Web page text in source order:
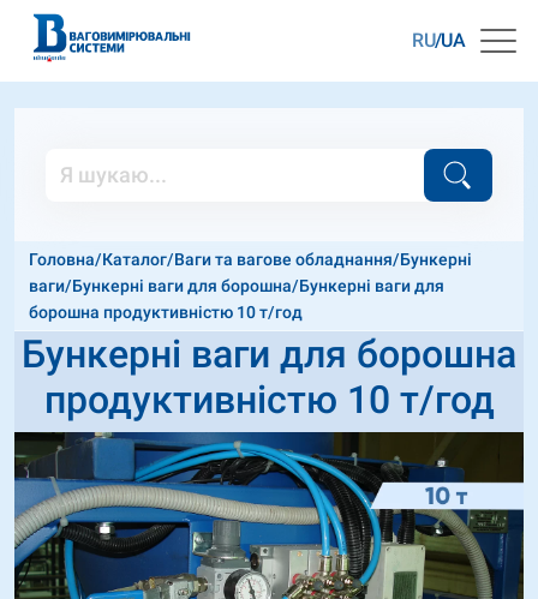
RU UA
Головна/Каталог/Ваги та вагове обладнання/Бункерні
ваги/Бункерні ваги для борошна/Бункерні ваги для
борошна продуктивністю 10 т/год
Бункерні ваги для борошна
продуктивністю 10 т/год